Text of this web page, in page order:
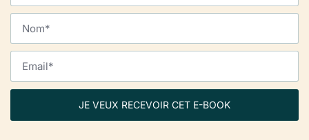
JE VEUX RECEVOIR CET E-BOOK